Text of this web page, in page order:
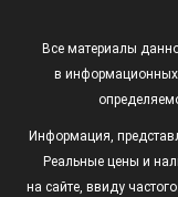
Все материалы
в информационных
Информация,
Реальные цены и
на сайте, ввиду